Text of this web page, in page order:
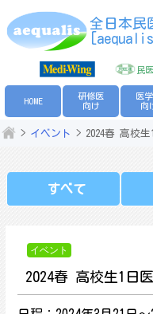
全日本民
民
HOME
研修医
向け
医
向
イベント 2024春 高校
すべて
イベント
2024春 高校生1日